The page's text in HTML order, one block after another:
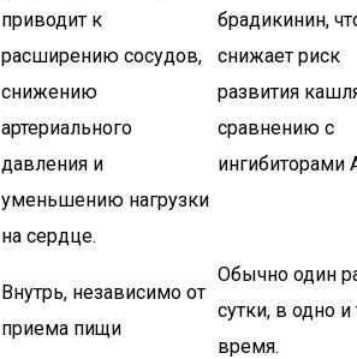
приводит к
расширению сосудов,
снижению
артериального
давления и
уменьшению нагрузки
на сердце.
брадикинин,
снижает риск
развития
сравнению с
ингибиторами
Внутрь, независимо от
приема пищи
Обычно один
сутки, в одно
время.